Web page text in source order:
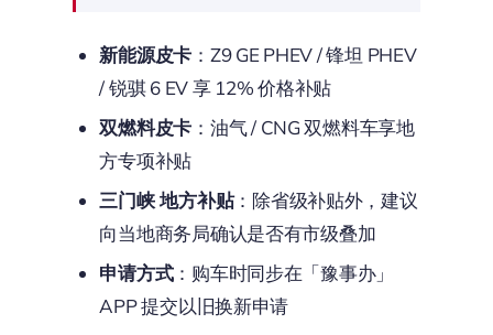
新能源皮卡 ：Z9 GE PHEV / 锋坦 PHEV
/ 锐骐 6 EV 享 12% 价格补贴
双燃料皮卡 ：油气 / CNG 双燃料车享地
方专项补贴
三门峡 地方补贴：除省级补贴外，建议
向当地商务局确认是否有市级叠加
申请方式：购车时同步在「豫事办」
APP 提交以旧换新申请